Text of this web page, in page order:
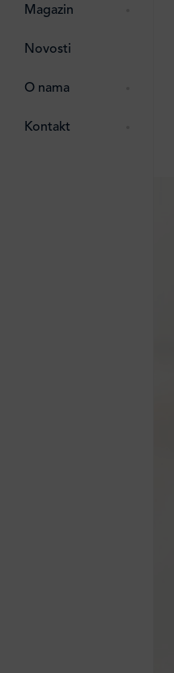
Magazin
Novosti
O nama
ostalo
Kontakt